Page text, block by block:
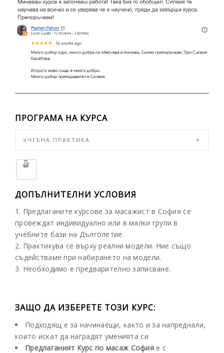
ПРОГРАМА НА КУРСА
УЧЕБНА ПРАКТИКА
ДОПЪЛНИТЕЛНИ УСЛОВИЯ
1. Предлаганите курсове за масажист в София се
провеждат индивидуално или в малки групи в
учебните бази на Дълголетие.
2. Практикува се върху реални модели. Ние също
съдействаме при набирането на модели.
3. Необходимо е предварително записване.
ЗАЩО ДА ИЗБЕРЕТЕ ТОЗИ КУРС:
Подходящ е за начинаещи, както и за напреднали,
които искат да наградят уменията си
Предлаганият Курс по масаж Софияе с